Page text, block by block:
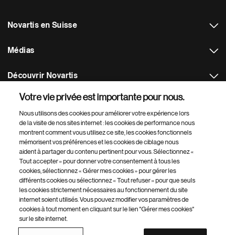
Novartis en Suisse
Médias
Découvrir Novartis
Plus de sites Novartis
Footer Site Search
Footer
Bottom
© 2026 Novartis AG
Gérer mes cookies
Votre vie privée est importante pour nous.
Nous utilisons des cookies pour améliorer votre expérience lors
de la visite de nos sites internet : les cookies de performance nous
montrent comment vous utilisez ce site, les cookies fonctionnels
mémorisent vos préférences et les cookies de ciblage nous
aident à partager du contenu pertinent pour vous. Sélectionnez «
Tout accepter » pour donner votre consentement à tous les
cookies, sélectionnez « Gérer mes cookies » pour gérer les
différents cookies ou sélectionnez « Tout refuser » pour que seuls
les cookies strictement nécessaires au fonctionnement du site
internet soient utilisés. Vous pouvez modifier vos paramètres de
cookies à tout moment en cliquant sur le lien "Gérer mes cookies"
sur le site internet.